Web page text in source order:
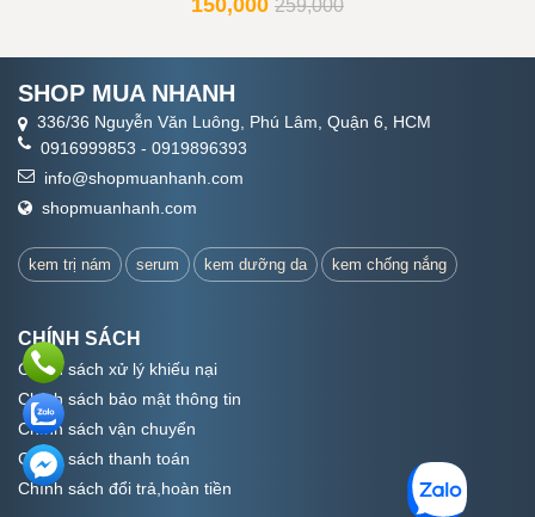
150,000 259,000
SHOP MUA NHANH
336/36 Nguyễn Văn Luông, Phú Lâm, Quận 6, HCM
0916999853 - 0919896393
info@shopmuanhanh.com
shopmuanhanh.com
kem trị nám serum kem dưỡng da kem chống nắng
CHÍNH SÁCH
Chính sách xử lý khiếu nại
Chính sách bảo mật thông tin
Chính sách vận chuyển
Chính sách thanh toán
Chính sách đổi trả,hoàn tiền